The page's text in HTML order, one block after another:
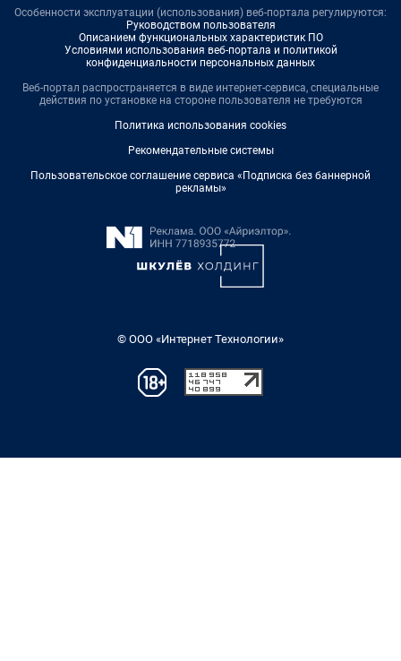
Особенности эксплуатации (использования) веб-портала регулируются:
Руководством пользователя
Описанием функциональных характеристик ПО
Условиями использования веб-портала и политикой
конфиденциальности персональных данных
Веб-портал распространяется в виде интернет-сервиса, специальные
действия по установке на стороне пользователя не требуются
Политика использования cookies
Рекомендательные системы
Пользовательское соглашение сервиса «Подписка без баннерной
рекламы»
© ООО «Интернет Технологии»